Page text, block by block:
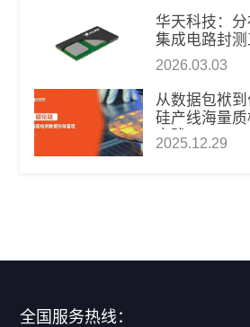
华天科技：
集成电路封
2026.03.03
从数据包袱
硅产线海量
实践
2025.12.29
全国服务热线：